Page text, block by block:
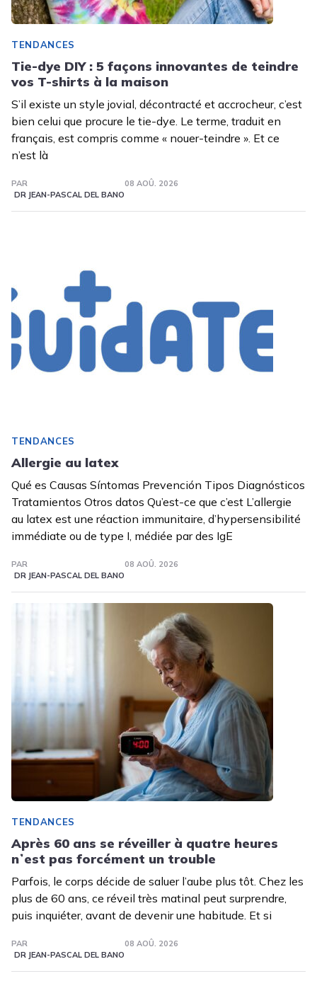
TENDANCES
Tie-dye DIY : 5 façons innovantes de teindre
vos T-shirts à la maison
S’il existe un style jovial, décontracté et accrocheur, c’est
bien celui que procure le tie-dye. Le terme, traduit en
français, est compris comme « nouer-teindre ». Et ce
n’est là
PAR
DR JEAN-PASCAL DEL BANO
08 AOÛ. 2026
TENDANCES
Allergie au latex
Qué es Causas Síntomas Prevención Tipos Diagnósticos
Tratamientos Otros datos Qu’est-ce que c’est L’allergie
au latex est une réaction immunitaire, d’hypersensibilité
immédiate ou de type I, médiée par des IgE
PAR
DR JEAN-PASCAL DEL BANO
08 AOÛ. 2026
TENDANCES
Après 60 ans se réveiller à quatre heures
nʼest pas forcément un trouble
Parfois, le corps décide de saluer l’aube plus tôt. Chez les
plus de 60 ans, ce réveil très matinal peut surprendre,
puis inquiéter, avant de devenir une habitude. Et si
PAR
DR JEAN-PASCAL DEL BANO
08 AOÛ. 2026